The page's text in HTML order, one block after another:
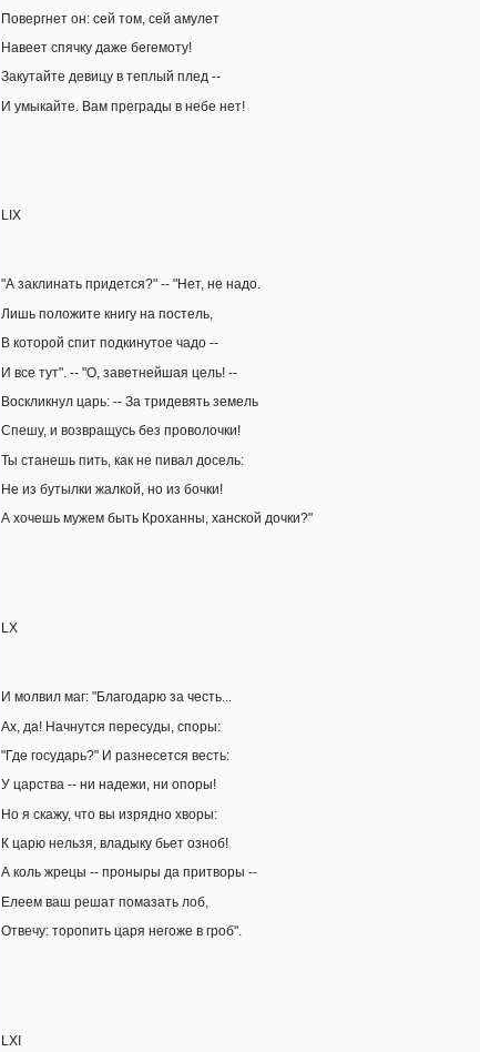
Повергнет он: сей том, сей амулет
Навеет спячку даже бегемоту!
Закутайте девицу в теплый плед --
И умыкайте. Вам преграды в небе нет!
LIX
"А заклинать придется?" -- "Нет, не надо.
Лишь положите книгу на постель,
В которой спит подкинутое чадо --
И все тут". -- "О, заветнейшая цель! --
Воскликнул царь: -- За тридевять земель
Спешу, и возвращусь без проволочки!
Ты станешь пить, как не пивал досель:
Не из бутылки жалкой, но из бочки!
А хочешь мужем быть Кроханны, ханской дочки?"
LX
И молвил маг: "Благодарю за честь...
Ах, да! Начнутся пересуды, споры:
"Где государь?" И разнесется весть:
У царства -- ни надежи, ни опоры!
Но я скажу, что вы изрядно хворы:
К царю нельзя, владыку бьет озноб!
А коль жрецы -- проныры да притворы --
Елеем ваш решат помазать лоб,
Отвечу: торопить царя негоже в гроб".
LXI